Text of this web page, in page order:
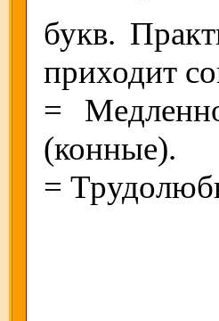
букв.
приходит
=
(конные).
=